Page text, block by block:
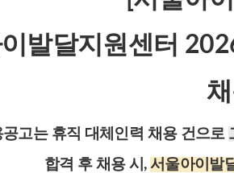
발달지원센터
고는 휴직 대체인력 채용 건으로
합격 후 채용 시, 서울아이발